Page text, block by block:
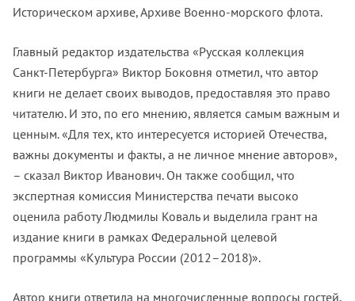
Историческом архиве, Архиве Военно-морского флота.
Главный редактор издательства «Русская коллекция
Санкт-Петербурга» Виктор Боковня отметил, что автор
книги не делает своих выводов, предоставляя это право
читателю. И это, по его мнению, является самым важным и
ценным. «Для тех, кто интересуется историей Отечества,
важны документы и факты, а не личное мнение авторов»,
– сказал Виктор Иванович. Он также сообщил, что
экспертная комиссия Министерства печати высоко
оценила работу Людмилы Коваль и выделила грант на
издание книги в рамках Федеральной целевой
программы «Культура России (2012–2018)».
Автор книги ответила на многочисленные вопросы гостей,